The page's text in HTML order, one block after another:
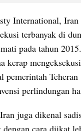
International, Iran
terbanyak di
pada tahun
kerap
pemerintah Teheran
perlindungan
juga dikenal
cara diikat